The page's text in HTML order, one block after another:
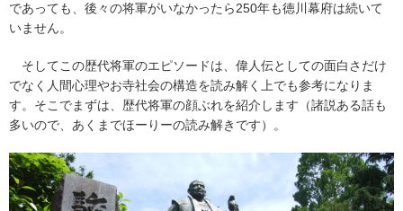
であっても、後々の将軍がいなかったら250年も徳川幕府は続いて
いません。
そしてこの歴代将軍のエピソードは、偉人伝としての面白さだけ
でなく人間心理やお寺社会の構造を読み解く上でも参考になりま
す。そこでまずは、歴代将軍の顔ぶれを紹介します（諸説ある話も
多いので、あくまでほーりーの読み解きです）。